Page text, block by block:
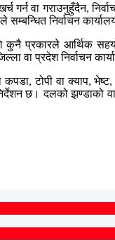
गर्न वा गराउनुहुँदैन,
निर्वाचन
प्रकारले आर्थिक
वा प्रदेश निर्वाचन
टोपी वा क्याप,
छ। दलको झण्डाको वा